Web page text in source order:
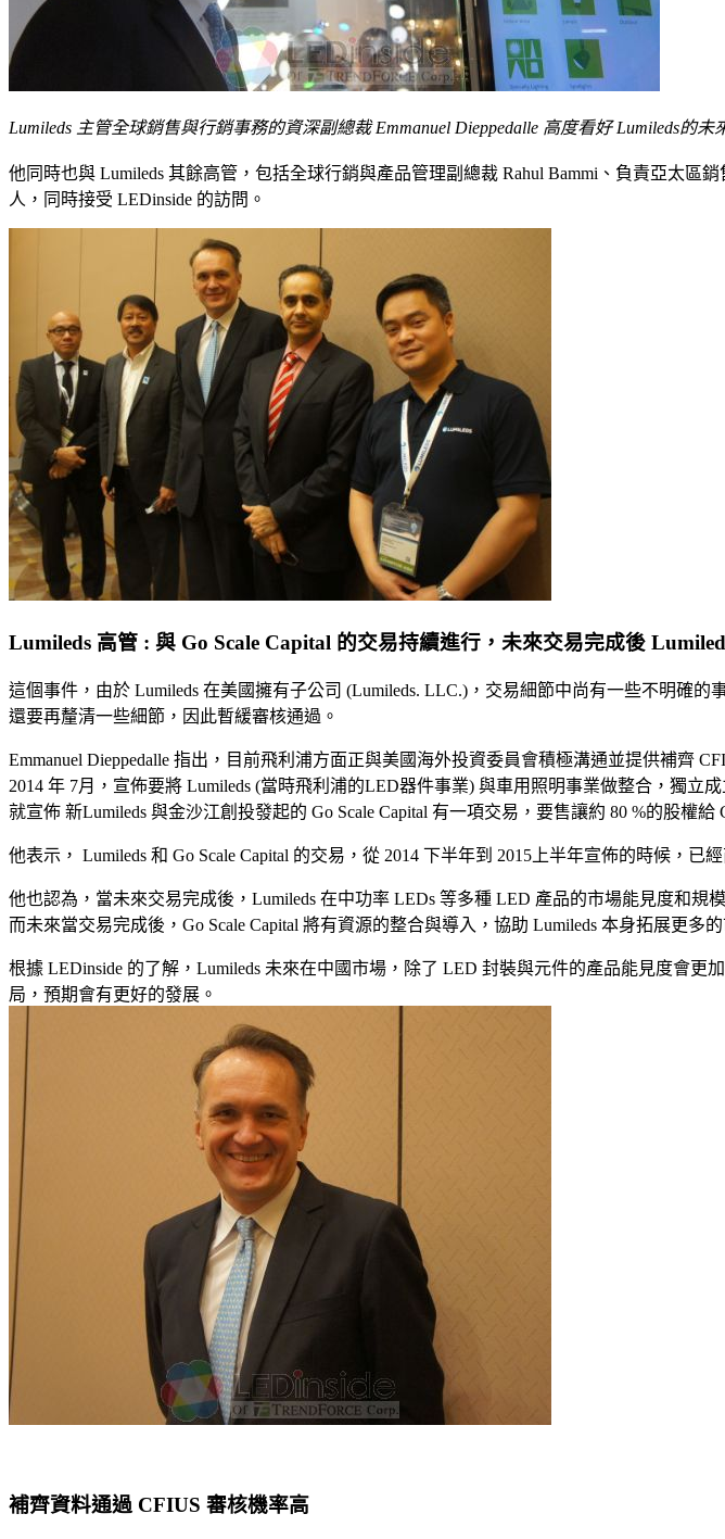
Lumileds 主管全球銷售與行銷事務的資深副總裁 Emmanuel Dieppedalle 高度看好 Lumileds的未
他同時也與 Lumileds 其餘高管，包括全球行銷與產品管理副總裁 Rahul Bammi、負責亞太
人，同時接受 LEDinside 的訪問。
Lumileds 高管 : 與 Go Scale Capital 的交易持續進行，未來交易完成後
這個事件，由於 Lumileds 在美國擁有子公司 (Lumileds. LLC.)，交易細節中尚有一些不明確
還要再釐清一些細節，因此暫緩審核通過。
Emmanuel Dieppedalle 指出，目前飛利浦方面正與美國海外投資委員會積極溝通並提供補齊
2014 年 7月，宣佈要將 Lumileds (當時飛利浦的LED器件事業) 與車用照明事業做整合，獨
就宣佈 新Lumileds 與金沙江創投發起的 Go Scale Capital 有一項交易，要售讓約 80 %的股權給
他表示， Lumileds 和 Go Scale Capital 的交易，從 2014 下半年到 2015上半年宣佈的時候，
他也認為，當未來交易完成後，Lumileds 在中功率 LEDs 等多種 LED 產品的市場能見度和
而未來當交易完成後，Go Scale Capital 將有資源的整合與導入，協助 Lumileds 本身拓展更多
根據 LEDinside 的了解，Lumileds 未來在中國市場，除了 LED 封裝與元件的產品能見度會
局，預期會有更好的發展。
補齊資料通過 CFIUS 審核機率高